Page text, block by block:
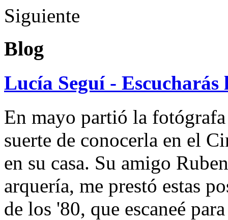
Siguiente
Blog
Lucía Seguí - Escucharás
En mayo partió la
suerte de conocerla en el
en su casa. Su amigo
arquería, me prestó estas
de los '80, que escaneé